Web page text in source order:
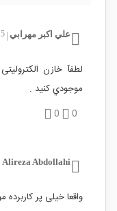
علي اكبر مهرابي 5 سال پیش
موجودي كنيد .
0
0
Alireza Abdollahi
واقعا خیلی پر کاربرده